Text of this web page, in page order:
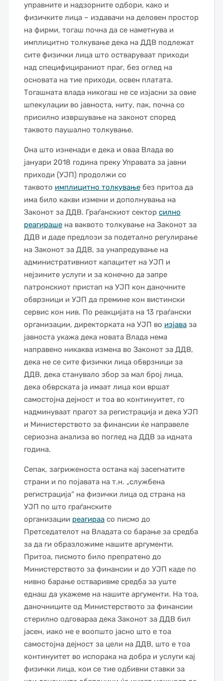
управните и надзорните одбори, како и
физичките лица – издавачи на деловен простор
на фирми, тогаш почна да се наметнува и
имплицитно толкување дека на ДДВ подлежат
сите физички лица што остваруваат приходи
над специфицираниот праг, без оглед на
основата на тие приходи, освен платата.
Тогашната влада никогаш не се изјасни за овие
шпекулации во јавноста, ниту, пак, почна со
присилно извршување на законот според
таквото паушално толкување.
Она што изненади е дека и оваа Влада во
јануари 2018 година преку Управата за јавни
приходи (УЈП) продолжи со
таквото имплицитно толкувањебез притоа да
има било какви измени и дополнувања на
Законот за ДДВ. Граѓанскиот сектор силно
реагирашена ваквото толкување на Законот за
ДДВ и даде предлози за подетално регулирање
на Законот за ДДВ, за унапредување на
административниот капацитет на УЈП и
нејзините услуги и за конечно да запре
патронскиот пристап на УЈП кон даночните
обврзници и УЈП да премине кон вистински
сервис кон нив. По реакцијата на 13 граѓански
организации, директорката на УЈП во изјаваза
јавноста укажа дека новата Влада нема
направено никаква измена во Законот за ДДВ,
дека не се сите физички лица обврзници за
ДДВ, дека станувало збор за мал број лица,
дека обврската ја имаат лица кои вршат
самостојна дејност и тоа во континуитет, го
надминуваат прагот за регистрација и дека УЈП
и Министерството за финансии ќе направеле
сериозна анализа во поглед на ДДВ за идната
година.
Сепак, загриженоста остана кај засегнатите
страни и по појавата на т.н. „службена
регистрација“ на физички лица од страна на
УЈП по што граѓанските
организации реагираасо писмо до
Претседателот на Владата со барање за средба
за да ги образложиме нашите аргументи.
Притоа, писмото било препратено до
Министерството за финансии и до УЈП каде по
нивно барање остваривме средба за уште
еднаш да укажеме на нашите аргументи. На тоа,
даночниците од Министерството за финансии
стерилно одговараа дека Законот за ДДВ бил
јасен, иако не е воопшто јасно што е тоа
самостојна дејност за цели на ДДВ, што е тоа
континуитет во испорака на добра и услуги кај
физички лица, кои се тие одбивни ставки за